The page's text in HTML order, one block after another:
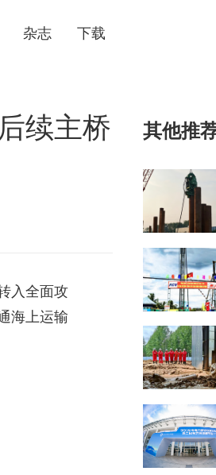
杂志 下载
续主桥
入全面攻
海上运输
其他推